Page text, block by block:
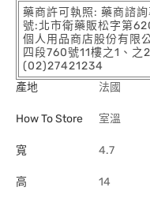
藥商許可執照: 藥商諮
號:北市衛藥販松字第
個人用品商店股份有限
四段760號11樓之1、
(02)27421234
產地
法國
How To Store 室溫
寬 4.7
高 14